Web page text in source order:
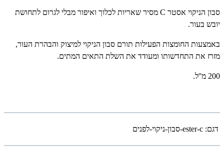
סבון הניקוי אסטר C מסיר שאריות לכלוך ואיפור מבלי לגרום לתחושת
יובש בעור.
באמצעות החומצות הפעילות תורם סבון הניקוי למיצוק והבהרת העור,
מזרז את התחדשותו ומעודד את השלת התאים המתים.
200 מ''ל.
דגם: ester-c-סבון-ניקוי-לפנים